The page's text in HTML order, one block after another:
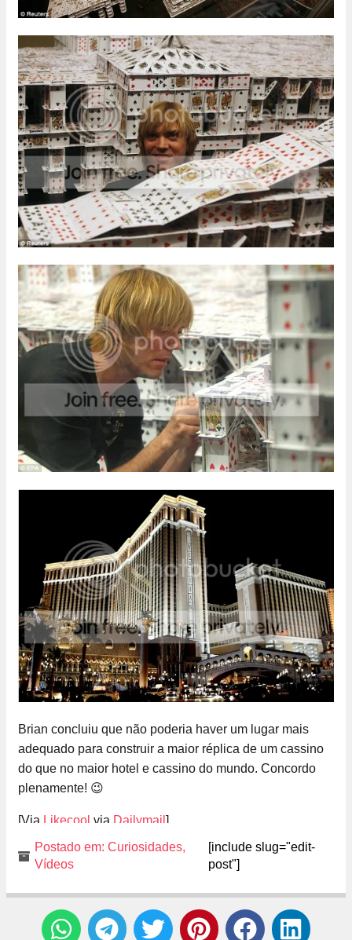
Brian concluiu que não poderia haver um lugar mais
adequado para construir a maior réplica de um cassino
do que no maior hotel e cassino do mundo. Concordo
plenamente! 😉
[Via Likecool via Dailymail]
Postado em: Curiosidades,
Vídeos
[include slug="edit-
post"]